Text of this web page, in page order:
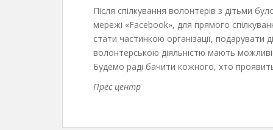
Після спілкування волонтерів з дітьми
мережі «Facebook», для прямого
стати частинкою організації,
волонтерською діяльністю мають
Будемо раді бачити кожного, хто проявить
Прес центр